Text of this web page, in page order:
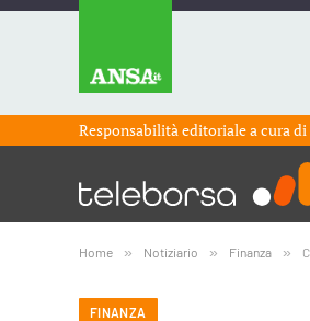
Responsabilità editoriale a cura di
Home » Notiziario » Finanza »
FINANZA